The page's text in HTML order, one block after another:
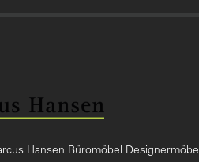
Hansen Büromöbel Designermöbel